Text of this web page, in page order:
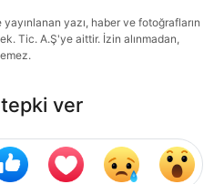
yazı, haber ve fotoğrafların
Tic. A.Ş'ye aittir. İzin alınmadan,
ver